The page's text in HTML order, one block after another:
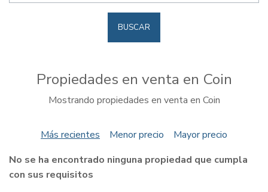
BUSCAR
Propiedades en venta en Coin
Mostrando propiedades en venta en Coin
Más recientes Menor precio
Mayor precio
No se ha encontrado ninguna propiedad que cumpla
con sus requisitos